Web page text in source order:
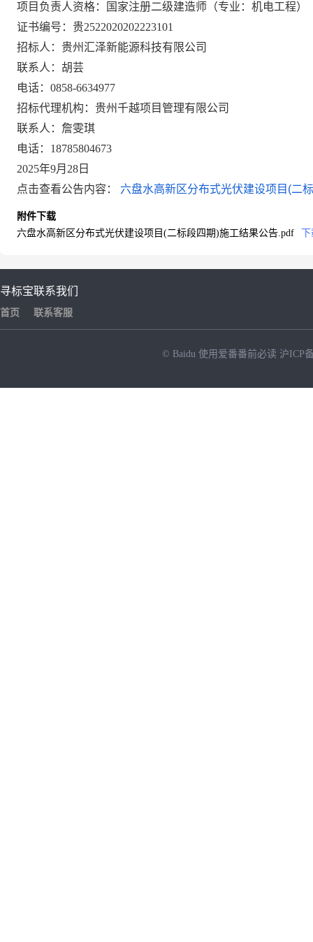
项目负责人资格：国家注册二级建造师（专业：机电工程）
证书编号：贵2522020202223101
招标人：贵州汇泽新能源科技有限公司
联系人：胡芸
电话： 0858-6634977
招标代理机构： 贵州千越项目管理有限公司
联系人： 詹雯琪
电话： 18785804673
2025年9月 28 日
点击查看公告内容： 六盘水高新区分布式光伏建设项目(二
附件下载
六盘水高新区分布式光伏建设项目(二标段四期)施工结果公告.pdf
寻标宝
首页
联系我们
联系客服
© Baidu 使用爱番番前必读 沪ICP